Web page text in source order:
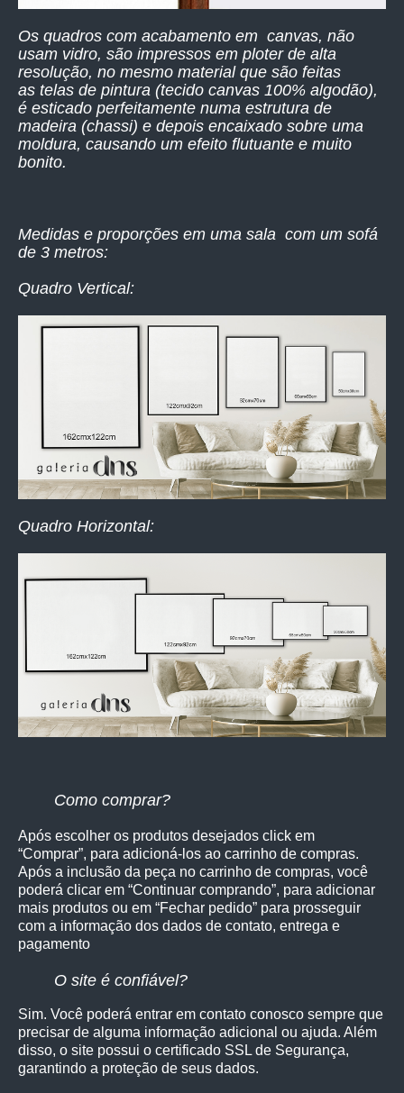
Os quadros com acabamento em canvas, não
usam vidro, são impressos em ploter de alta
resolução, no mesmo material que são feitas
as telas de pintura (tecido canvas 100% algodão),
é esticado perfeitamente numa estrutura de
madeira (chassi) e depois encaixado sobre uma
moldura, causando um efeito flutuante e muito
bonito.
Medidas e proporções em uma sala com um sofá
de 3 metros:
Quadro Vertical:
Quadro Horizontal:
Como comprar?
Após escolher os produtos desejados click em
“Comprar”, para adicioná-los ao carrinho de compras.
Após a inclusão da peça no carrinho de compras, você
poderá clicar em “Continuar comprando”, para adicionar
mais produtos ou em “Fechar pedido” para prosseguir
com a informação dos dados de contato, entrega e
pagamento
O site é confiável?
Sim. Você poderá entrar em contato conosco sempre que
precisar de alguma informação adicional ou ajuda. Além
disso, o site possui o certificado SSL de Segurança,
garantindo a proteção de seus dados.